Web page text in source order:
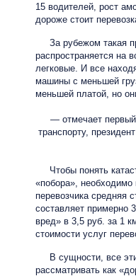
15 водителей, рост
дороже стоит
За рубежом такая
распространяется на
легковые. И все
машины с меньшей
меньшей платой, но
— отмечает
транспорту,
Чтобы понять
«побора», необходимо
перевозчика средняя
составляет примерно
вред» в 3,5 руб. за 1
стоимости услуг
В сущности, все
рассматривать как